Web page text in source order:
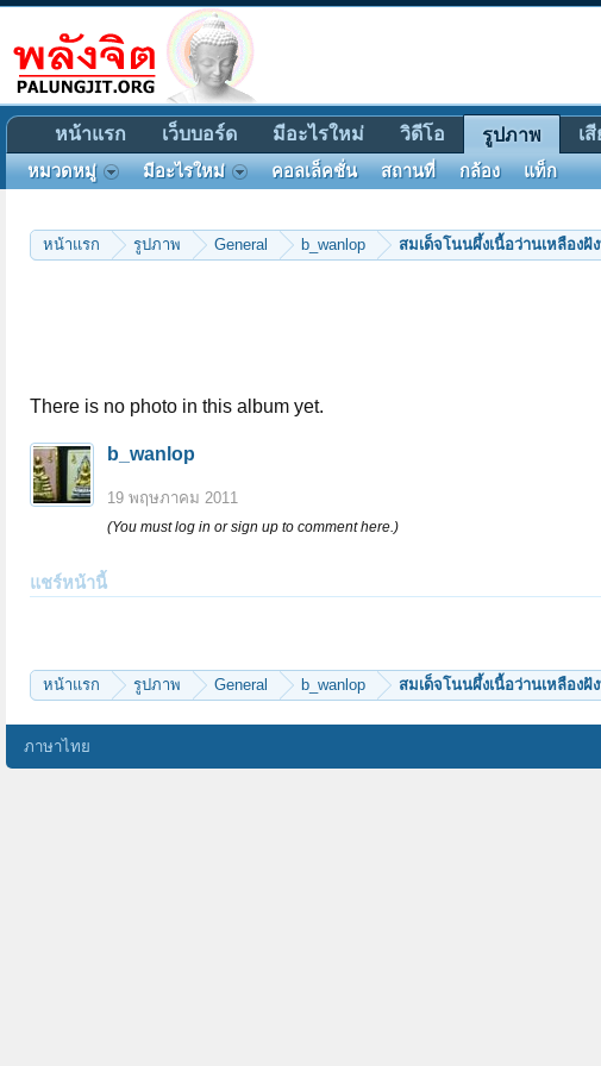
หน้าแรก รูปภาพ General b_wanlop สมเด็จโนนผึ้งเนื้อว่านเหลืองฝั
There is no photo in this album yet.
b_wanlop
19 พฤษภาคม 2011
(You must log in or sign up to comment here.)
แชร์หน้านี้
หน้าแรก รูปภาพ General b_wanlop สมเด็จโนนผึ้งเนื้อว่านเหลืองฝั
หน้าแรก เว็บบอร์ด มีอะไรใหม่ วิดีโอ รูปภาพ
หมวดหมู่ มีอะไรใหม่ คอลเล็คชั่น สถานที่ กล้อง แท็ก
เ
ภาษาไทย